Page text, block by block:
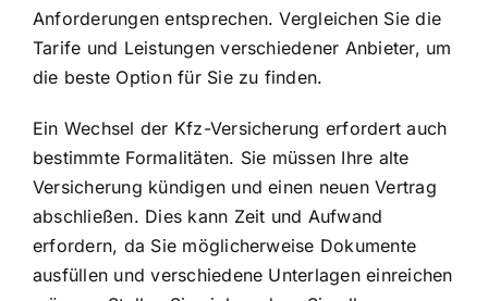
Anforderungen entsprechen. Vergleichen Sie die
Tarife und Leistungen verschiedener Anbieter, um
die beste Option für Sie zu finden.
Ein Wechsel der Kfz-Versicherung erfordert auch
bestimmte Formalitäten. Sie müssen Ihre alte
Versicherung kündigen und einen neuen Vertrag
abschließen. Dies kann Zeit und Aufwand
erfordern, da Sie möglicherweise Dokumente
ausfüllen und verschiedene Unterlagen einreichen